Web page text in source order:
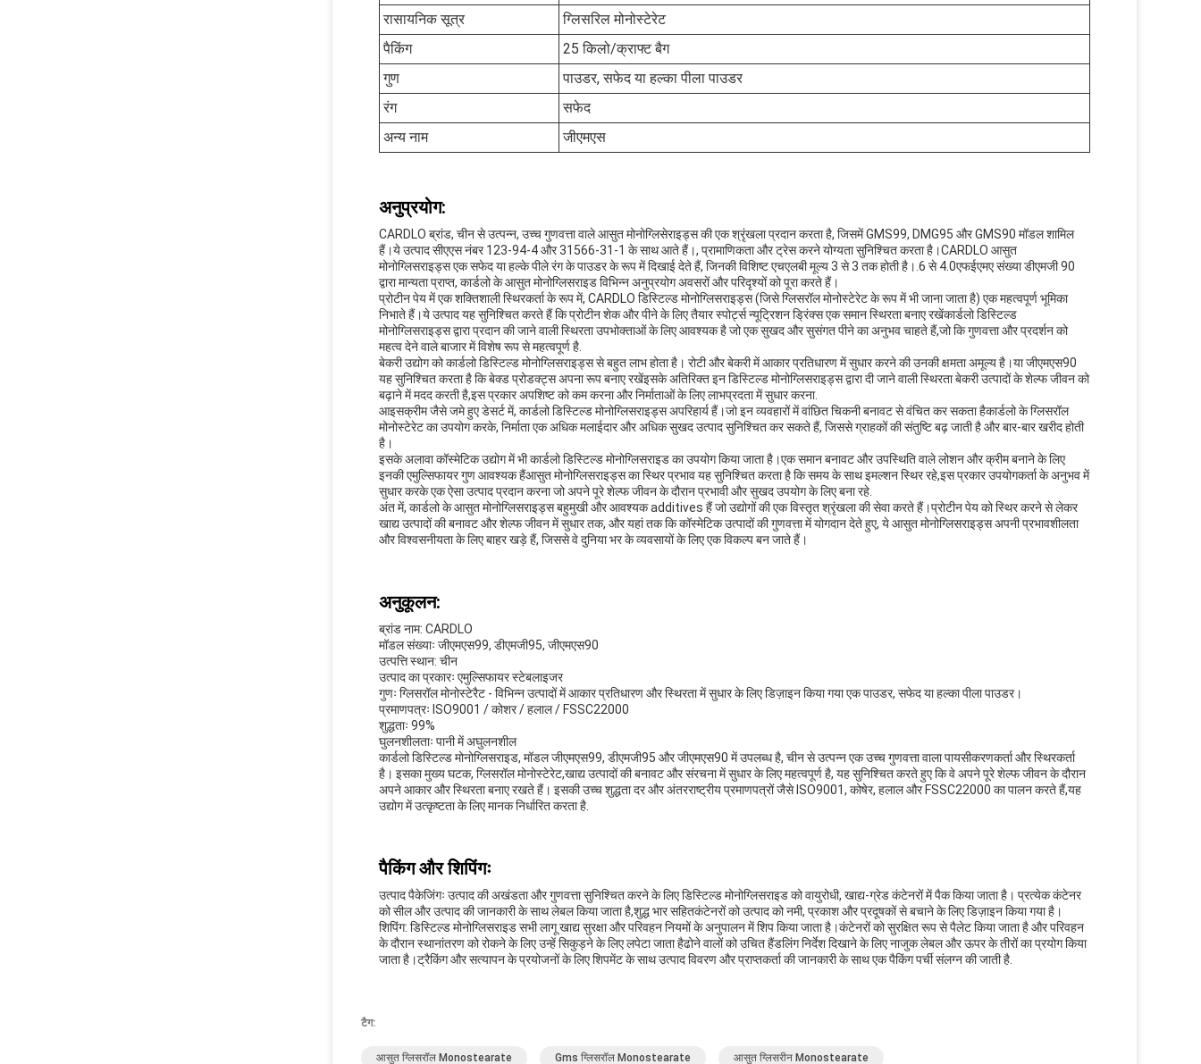
रासायनिक सूत्र
ग्लिसरिल मोनोस्टेरेट
पैकिंग
25 किलो/क्राफ्ट बैग
गुण
पाउडर, सफेद या हल्का पीला पाउडर
रंग
सफेद
अन्य नाम
जीएमएस
अनुप्रयोग:
CARDLO ब्रांड, चीन से उत्पन्न, उच्च गुणवत्ता वाले आसुत मोनोग्लिसेराइड्स की एक श्रृंखला प्रदान करता है, जिसमें GMS99, DMG95 और GMS90 मॉडल शामिल
हैं।ये उत्पाद सीएएस नंबर 123-94-4 और 31566-31-1 के साथ आते हैं।, प्रामाणिकता और ट्रेस करने योग्यता सुनिश्चित करता है।CARDLO आसुत
मोनोग्लिसराइड्स एक सफेद या हल्के पीले रंग के पाउडर के रूप में दिखाई देते हैं, जिनकी विशिष्ट एचएलबी मूल्य 3 से 3 तक होती है।.6 से 4.0एफईएमए संख्या डीएमजी 90
द्वारा मान्यता प्राप्त, कार्डलो के आसुत मोनोग्लिसराइड विभिन्न अनुप्रयोग अवसरों और परिदृश्यों को पूरा करते हैं।
प्रोटीन पेय में एक शक्तिशाली स्थिरकर्ता के रूप में, CARDLO डिस्टिल्ड मोनोग्लिसराइड्स (जिसे ग्लिसरॉल मोनोस्टेरेट के रूप में भी जाना जाता है) एक महत्वपूर्ण भूमिका
निभाते हैं।ये उत्पाद यह सुनिश्चित करते हैं कि प्रोटीन शेक और पीने के लिए तैयार स्पोर्ट्स न्यूट्रिशन ड्रिंक्स एक समान स्थिरता बनाए रखेंकार्डलो डिस्टिल्ड
मोनोग्लिसराइड्स द्वारा प्रदान की जाने वाली स्थिरता उपभोक्ताओं के लिए आवश्यक है जो एक सुखद और सुसंगत पीने का अनुभव चाहते हैं,जो कि गुणवत्ता और प्रदर्शन को
महत्व देने वाले बाजार में विशेष रूप से महत्वपूर्ण है.
बेकरी उद्योग को कार्डलो डिस्टिल्ड मोनोग्लिसराइड्स से बहुत लाभ होता है। रोटी और बेकरी में आकार प्रतिधारण में सुधार करने की उनकी क्षमता अमूल्य है।या जीएमएस90
यह सुनिश्चित करता है कि बेक्ड प्रोडक्ट्स अपना रूप बनाए रखेंइसके अतिरिक्त इन डिस्टिल्ड मोनोग्लिसराइड्स द्वारा दी जाने वाली स्थिरता बेकरी उत्पादों के शेल्फ जीवन को
बढ़ाने में मदद करती है,इस प्रकार अपशिष्ट को कम करना और निर्माताओं के लिए लाभप्रदता में सुधार करना.
आइसक्रीम जैसे जमे हुए डेसर्ट में, कार्डलो डिस्टिल्ड मोनोग्लिसराइड्स अपरिहार्य हैं।जो इन व्यवहारों में वांछित चिकनी बनावट से वंचित कर सकता हैकार्डलो के ग्लिसरॉल
मोनोस्टेरेट का उपयोग करके, निर्माता एक अधिक मलाईदार और अधिक सुखद उत्पाद सुनिश्चित कर सकते हैं, जिससे ग्राहकों की संतुष्टि बढ़ जाती है और बार-बार खरीद होती
है।
इसके अलावा कॉस्मेटिक उद्योग में भी कार्डलो डिस्टिल्ड मोनोग्लिसराइड का उपयोग किया जाता है।एक समान बनावट और उपस्थिति वाले लोशन और क्रीम बनाने के लिए
इनकी एमुल्सिफायर गुण आवश्यक हैंआसुत मोनोग्लिसराइड्स का स्थिर प्रभाव यह सुनिश्चित करता है कि समय के साथ इमल्शन स्थिर रहे,इस प्रकार उपयोगकर्ता के अनुभव में
सुधार करके एक ऐसा उत्पाद प्रदान करना जो अपने पूरे शेल्फ जीवन के दौरान प्रभावी और सुखद उपयोग के लिए बना रहे.
अंत में, कार्डलो के आसुत मोनोग्लिसराइड्स बहुमुखी और आवश्यक additives हैं जो उद्योगों की एक विस्तृत श्रृंखला की सेवा करते हैं।प्रोटीन पेय को स्थिर करने से लेकर
खाद्य उत्पादों की बनावट और शेल्फ जीवन में सुधार तक, और यहां तक कि कॉस्मेटिक उत्पादों की गुणवत्ता में योगदान देते हुए, ये आसुत मोनोग्लिसराइड्स अपनी प्रभावशीलता
और विश्वसनीयता के लिए बाहर खड़े हैं, जिससे वे दुनिया भर के व्यवसायों के लिए एक विकल्प बन जाते हैं।
अनुकूलन:
ब्रांड नाम: CARDLO
मॉडल संख्याः जीएमएस99, डीएमजी95, जीएमएस90
उत्पत्ति स्थान: चीन
उत्पाद का प्रकारः एमुल्सिफायर स्टेबलाइजर
गुणः ग्लिसरॉल मोनोस्टेरैट - विभिन्न उत्पादों में आकार प्रतिधारण और स्थिरता में सुधार के लिए डिज़ाइन किया गया एक पाउडर, सफेद या हल्का पीला पाउडर।
प्रमाणपत्रः ISO9001 / कोशर / हलाल / FSSC22000
शुद्धताः 99%
घुलनशीलताः पानी में अघुलनशील
कार्डलो डिस्टिल्ड मोनोग्लिसराइड, मॉडल जीएमएस99, डीएमजी95 और जीएमएस90 में उपलब्ध है, चीन से उत्पन्न एक उच्च गुणवत्ता वाला पायसीकरणकर्ता और स्थिरकर्ता
है। इसका मुख्य घटक, ग्लिसरॉल मोनोस्टेरेट,खाद्य उत्पादों की बनावट और संरचना में सुधार के लिए महत्वपूर्ण है, यह सुनिश्चित करते हुए कि वे अपने पूरे शेल्फ जीवन के दौरान
अपने आकार और स्थिरता बनाए रखते हैं। इसकी उच्च शुद्धता दर और अंतरराष्ट्रीय प्रमाणपत्रों जैसे ISO9001, कोषेर, हलाल और FSSC22000 का पालन करते हैं,यह
उद्योग में उत्कृष्टता के लिए मानक निर्धारित करता है.
पैकिंग और शिपिंगः
उत्पाद पैकेजिंगः उत्पाद की अखंडता और गुणवत्ता सुनिश्चित करने के लिए डिस्टिल्ड मोनोग्लिसराइड को वायुरोधी, खाद्य-ग्रेड कंटेनरों में पैक किया जाता है। प्रत्येक कंटेनर
को सील और उत्पाद की जानकारी के साथ लेबल किया जाता है,शुद्ध भार सहितकंटेनरों को उत्पाद को नमी, प्रकाश और प्रदूषकों से बचाने के लिए डिज़ाइन किया गया है।
शिपिंग: डिस्टिल्ड मोनोग्लिसराइड सभी लागू खाद्य सुरक्षा और परिवहन नियमों के अनुपालन में शिप किया जाता है।कंटेनरों को सुरक्षित रूप से पैलेट किया जाता है और परिवहन
के दौरान स्थानांतरण को रोकने के लिए उन्हें सिकुड़ने के लिए लपेटा जाता हैढोने वालों को उचित हैंडलिंग निर्देश दिखाने के लिए नाजुक लेबल और ऊपर के तीरों का प्रयोग किया
जाता है।ट्रैकिंग और सत्यापन के प्रयोजनों के लिए शिपमेंट के साथ उत्पाद विवरण और प्राप्तकर्ता की जानकारी के साथ एक पैकिंग पर्ची संलग्न की जाती है.
टैग:
आसुत ग्लिसरॉल Monostearate Gms ग्लिसरॉल Monostearate आसुत ग्लिसरीन Monostearate